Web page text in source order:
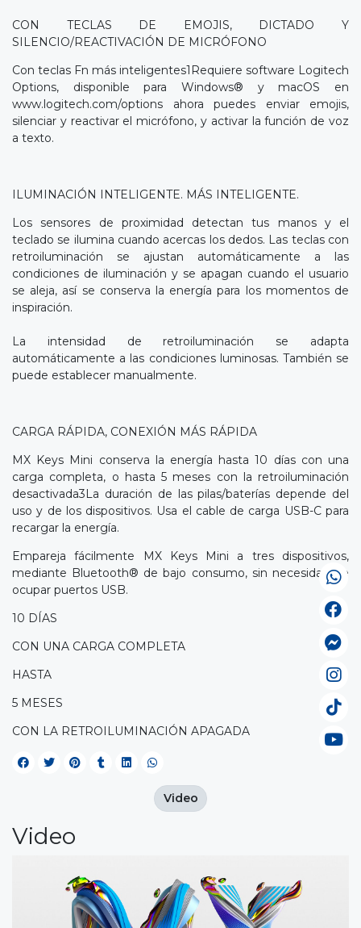
CON TECLAS DE EMOJIS, DICTADO Y
SILENCIO/REACTIVACIÓN DE MICRÓFONO
Con teclas Fn más inteligentes1Requiere software Logitech
Options, disponible para Windows® y macOS en
www.logitech.com/options ahora puedes enviar emojis,
silenciar y reactivar el micrófono, y activar la función de voz
a texto.
ILUMINACIÓN INTELIGENTE. MÁS INTELIGENTE.
Los sensores de proximidad detectan tus manos y el
teclado se ilumina cuando acercas los dedos. Las teclas con
retroiluminación se ajustan automáticamente a las
condiciones de iluminación y se apagan cuando el usuario
se aleja, así se conserva la energía para los momentos de
inspiración.
La intensidad de retroiluminación se adapta
automáticamente a las condiciones luminosas. También se
puede establecer manualmente.
CARGA RÁPIDA, CONEXIÓN MÁS RÁPIDA
MX Keys Mini conserva la energía hasta 10 días con una
carga completa, o hasta 5 meses con la retroiluminación
desactivada3La duración de las pilas/baterías depende del
uso y de los dispositivos. Usa el cable de carga USB-C para
recargar la energía.
Empareja fácilmente MX Keys Mini a tres dispositivos,
mediante Bluetooth® de bajo consumo, sin necesidad de
ocupar puertos USB.
10 DÍAS
CON UNA CARGA COMPLETA
HASTA
5 MESES
CON LA RETROILUMINACIÓN APAGADA
Video
Video